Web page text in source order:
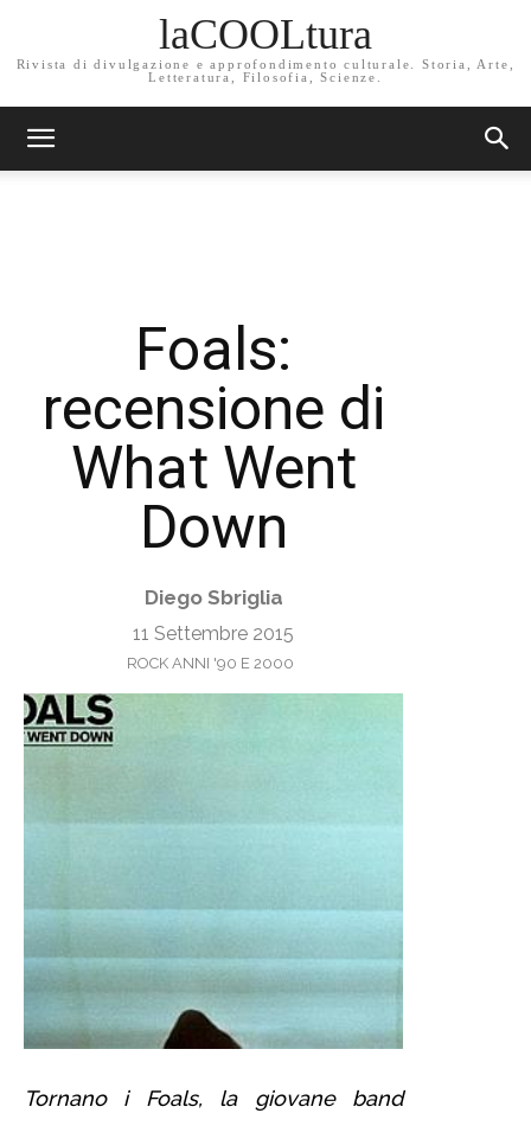
laCOOLtura
Rivista di divulgazione e approfondimento culturale. Storia, Arte,
Letteratura, Filosofia, Scienze.
Foals:
recensione di
What Went
Down
Diego Sbriglia
11 Settembre 2015
ROCK ANNI '90 E 2000
Tornano i Foals, la giovane band